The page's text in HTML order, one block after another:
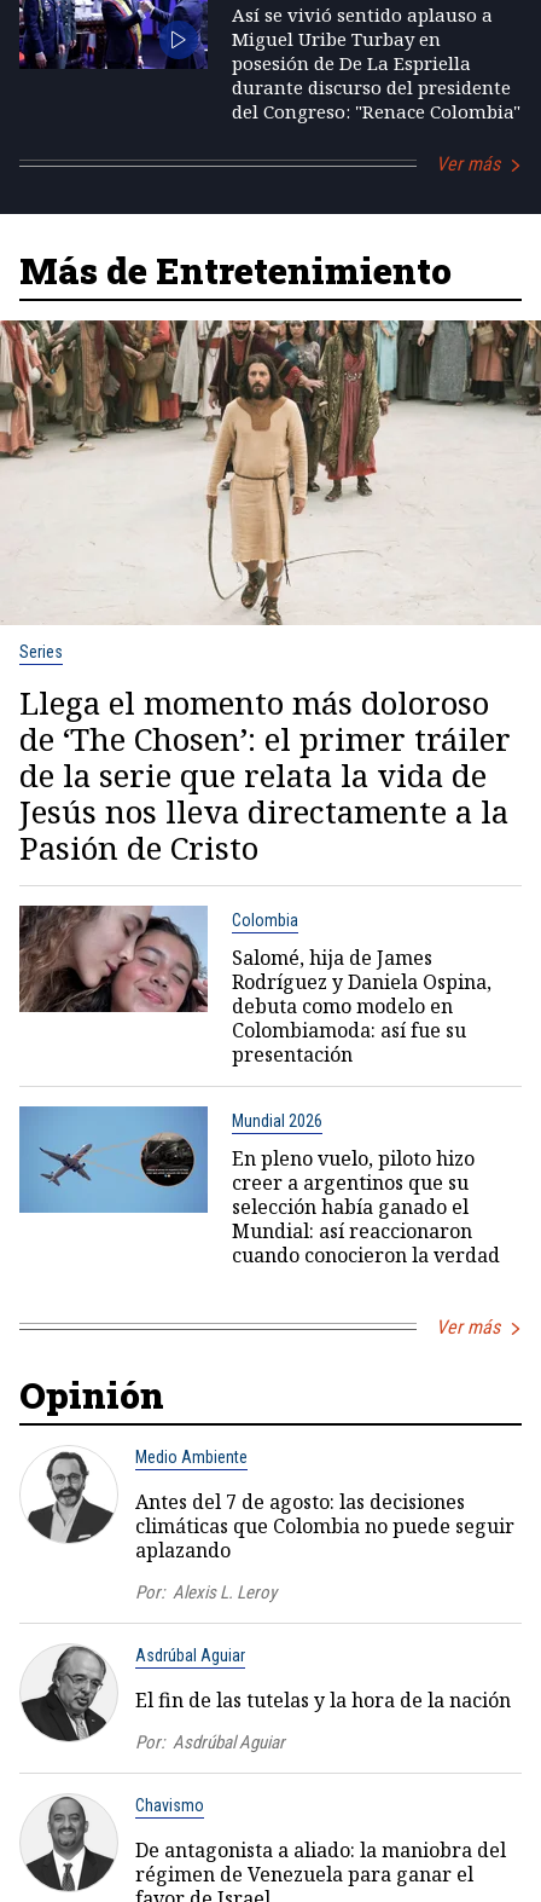
Así se vivió sentido aplauso a
Miguel Uribe Turbay en
posesión de De La Espriella
durante discurso del presidente
del Congreso: "Renace Colombia"
Ver más
Más de Entretenimiento
Series
Llega el momento más doloroso
de ‘The Chosen’: el primer tráiler
de la serie que relata la vida de
Jesús nos lleva directamente a la
Pasión de Cristo
Colombia
Salomé, hija de James
Rodríguez y Daniela Ospina,
debuta como modelo en
Colombiamoda: así fue su
presentación
Mundial 2026
En pleno vuelo, piloto hizo
creer a argentinos que su
selección había ganado el
Mundial: así reaccionaron
cuando conocieron la verdad
Ver más
Opinión
Medio Ambiente
Antes del 7 de agosto: las decisiones
climáticas que Colombia no puede seguir
aplazando
Por: Alexis L. Leroy
Asdrúbal Aguiar
El fin de las tutelas y la hora de la nación
Por: Asdrúbal Aguiar
Chavismo
De antagonista a aliado: la maniobra del
régimen de Venezuela para ganar el